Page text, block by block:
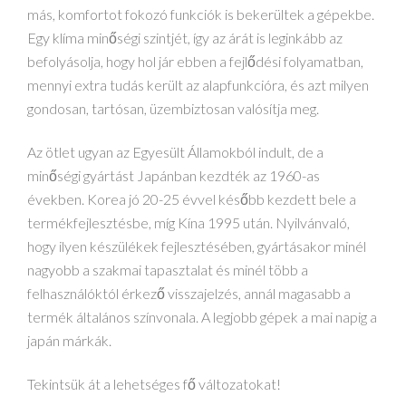
más, komfortot fokozó funkciók is bekerültek a gépekbe.
Egy klíma minőségi szintjét, így az árát is leginkább az
befolyásolja, hogy hol jár ebben a fejlődési folyamatban,
mennyi extra tudás került az alapfunkcióra, és azt milyen
gondosan, tartósan, üzembiztosan valósítja meg.
Az ötlet ugyan az Egyesült Államokból indult, de a
minőségi gyártást Japánban kezdték az 1960-as
években. Korea jó 20-25 évvel később kezdett bele a
termékfejlesztésbe, míg Kína 1995 után. Nyilvánvaló,
hogy ilyen készülékek fejlesztésében, gyártásakor minél
nagyobb a szakmai tapasztalat és minél több a
felhasználóktól érkező visszajelzés, annál magasabb a
termék általános színvonala. A legjobb gépek a mai napig a
japán márkák.
Tekintsük át a lehetséges fő változatokat!